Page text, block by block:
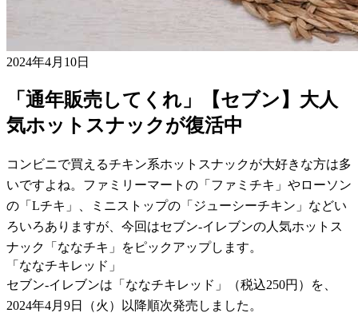
2024年4月10日
「通年販売してくれ」【セブン】大人
気ホットスナックが復活中
コンビニで買えるチキン系ホットスナックが大好きな方は多
いですよね。ファミリーマートの「ファミチキ」やローソン
の「Lチキ」、ミニストップの「ジューシーチキン」などい
ろいろありますが、今回はセブン-イレブンの人気ホットス
ナック「ななチキ」をピックアップします。
「ななチキレッド」
セブン-イレブンは「ななチキレッド」（税込250円）を、
2024年4月9日（火）以降順次発売しました。